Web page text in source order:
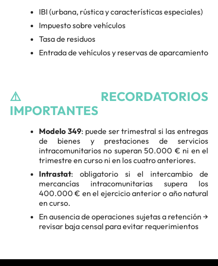
IBI (urbana, rústica y características especiales)
Impuesto sobre vehículos
Tasa de residuos
Entrada de vehículos y reservas de aparcamiento
⚠️ RECORDATORIOS
IMPORTANTES
Modelo 349: puede ser trimestral si las entregas
de bienes y prestaciones de servicios
intracomunitarios no superan 50.000 € ni en el
trimestre en curso ni en los cuatro anteriores.
Intrastat: obligatorio si el intercambio de
mercancías intracomunitarias supera los
400.000 € en el ejercicio anterior o año natural
en curso.
En ausencia de operaciones sujetas a retención →
revisar baja censal para evitar requerimientos